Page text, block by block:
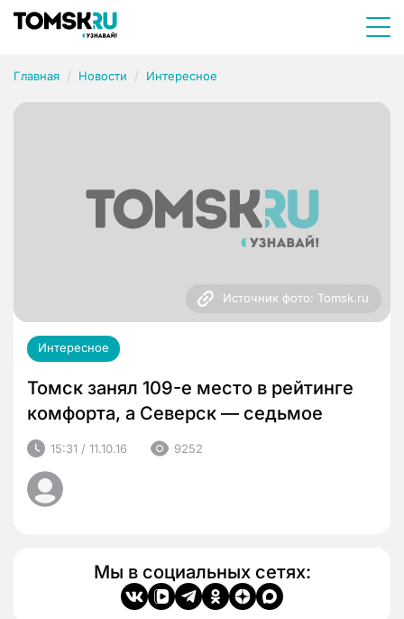
Главная Новости Интересное
Источник фото: Tomsk.ru
Интересное
Томск занял 109-е место в рейтинге
комфорта, а Северск — седьмое
15:31 / 11.10.16 9252
Мы в социальных сетях: